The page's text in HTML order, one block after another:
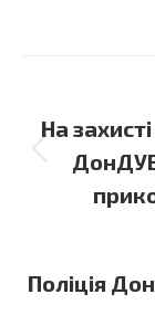
На
Поліція